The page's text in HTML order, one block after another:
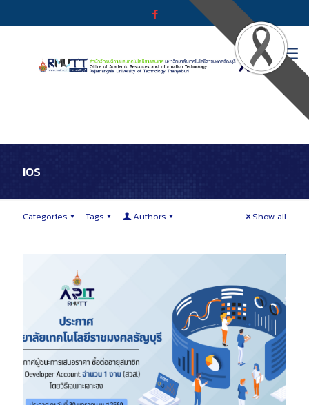
IOS
Categories Tags Authors Show all